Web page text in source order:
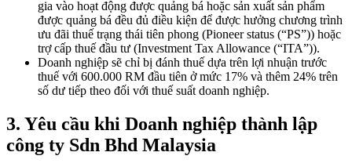
gia vào hoạt động được quảng bá hoặc sản xuất sản phẩm
được quảng bá đều đủ điều kiện để được hưởng chương trình
ưu đãi thuế trạng thái tiên phong (Pioneer status (“PS”)) hoặc
trợ cấp thuế đầu tư (Investment Tax Allowance (“ITA”)).
Doanh nghiệp sẽ chỉ bị đánh thuế dựa trên lợi nhuận trước
thuế với 600.000 RM đầu tiên ở mức 17% và thêm 24% trên
số dư tiếp theo đối với thuế suất doanh nghiệp.
3. Yêu cầu khi Doanh nghiệp thành lập
công ty Sdn Bhd Malaysia